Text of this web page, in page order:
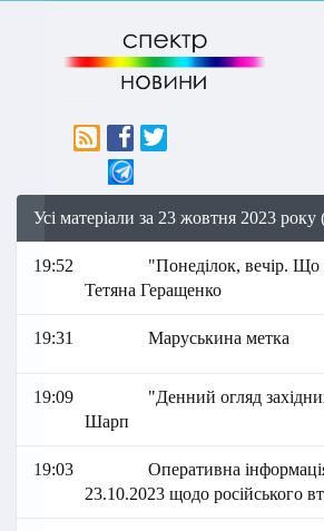
Усі матеріали за 23 жовтня 2023 року
19:52
"Понеділок, вечір.
Тетяна Геращенко
19:31 Маруськина метка
19:09
"Денний огляд
Шарп
19:03
Оперативна
23.10.2023 щодо російського